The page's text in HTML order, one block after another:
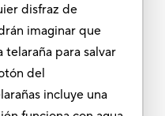
disfraz de
imaginar que
telaraña para salvar
del
incluye una